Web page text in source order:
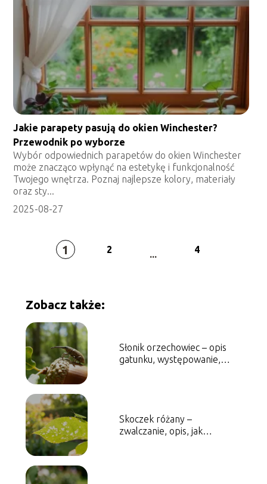
Jakie parapety pasują do okien Winchester?
Przewodnik po wyborze
Wybór odpowiednich parapetów do okien Winchester
może znacząco wpłynąć na estetykę i funkcjonalność
Twojego wnętrza. Poznaj najlepsze kolory, materiały
oraz sty...
2025-08-27
1 2 ... 4
Zobacz także:
Słonik orzechowiec – opis
gatunku, występowanie,
Skoczek różany –
zwalczanie, opis, jak